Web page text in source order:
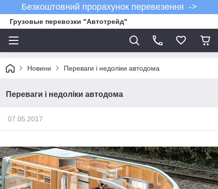
Безкоштовний прорахунок перевезення ->
Грузовые перевозки "Автотрейд"
Новини Переваги і недоліки автодома
Переваги і недоліки автодома
07.05.2017